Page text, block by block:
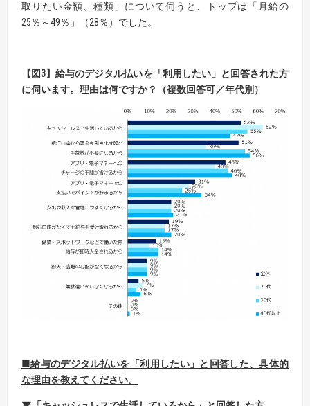
取りたい金額、種類」について伺うと、トップは「月給の
25％～49％」（28％）でした。
【 図3】給与のデジタル払いを「利用したい」と回答された方
に伺います。 理由は何ですか？（複数回答可／年代別）
■給与のデジタル払いを「利用したい」と回答した、具体的
な理由を教えてください。